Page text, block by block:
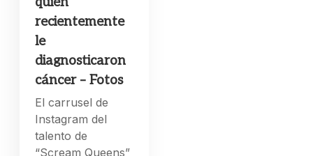
recientemente
le
diagnosticaron
cáncer – Fotos
El carrusel de
Instagram del
talento de
“Scream Queens”